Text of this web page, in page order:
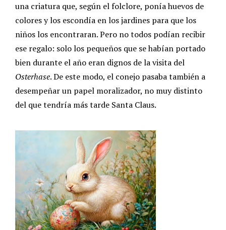
una criatura que, según el folclore, ponía huevos de
colores y los escondía en los jardines para que los
niños los encontraran. Pero no todos podían recibir
ese regalo: solo los pequeños que se habían portado
bien durante el año eran dignos de la visita del
Osterhase. De este modo, el conejo pasaba también a
desempeñar un papel moralizador, no muy distinto
del que tendría más tarde Santa Claus.